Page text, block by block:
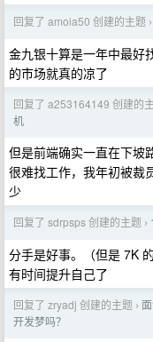
回复了 amoia50 创建的主题 ›
金九银十算是一年中最好
的市场就真的凉了
回复了 a253164149 创建的
机
但是前端确实一直在下坡
很难找工作，我年初被裁
少
回复了 sdrpsps 创建的主题 ›
分手是好事。（但是 7K
有时间提升自己了
回复了 zryadj 创建的主题 ›
开发梦吗？